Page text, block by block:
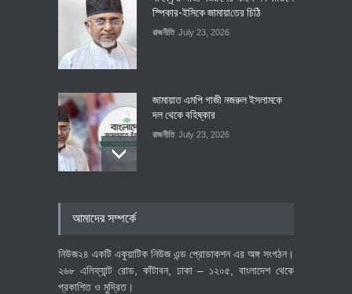
স্পিকার-ইসিকে জামায়া‌তের চি‌ঠি
রাজনীতি July 23, 2026
জামায়াত এমপি গাজী নজরুল ইসলামকে
দল থেকে বহিষ্কার
রাজনীতি July 23, 2026
আমাদের সম্পর্কে
নিউজ২৪ একটি একুয়াটিক নিউজ এন্ড প্রোডাকশন এর অঙ্গ সংগঠন।
২৬৮ এলিফ্যান্ট রোড, কাঁটাবন, ঢাকা – ১২০৫, বাংলাদেশ থেকে
প্রকাশিত ও মুদ্রিত।